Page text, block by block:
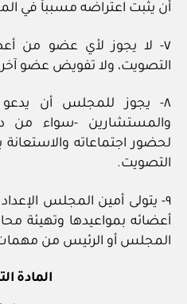
أن يثبت اعتراضه مسبباً في
٧- لا يجوز لأي عضو من
التصويت، ولا تفويض عضو آخر
٨- يجوز للمجلس أن
والمستشارين -سواء من
لحضور اجتماعاته
التصويت.
٩- يتولى أمين المجلس
أعضائه بمواعيدها وتهيئة
المجلس أو الرئيس من
المادة